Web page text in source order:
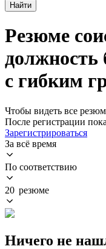
Найти
Резюме
должность
с гибким
Чтобы видеть все
После регистрации
Зарегистрироваться
За всё время
По соответствию
20 резюме
Ничего не